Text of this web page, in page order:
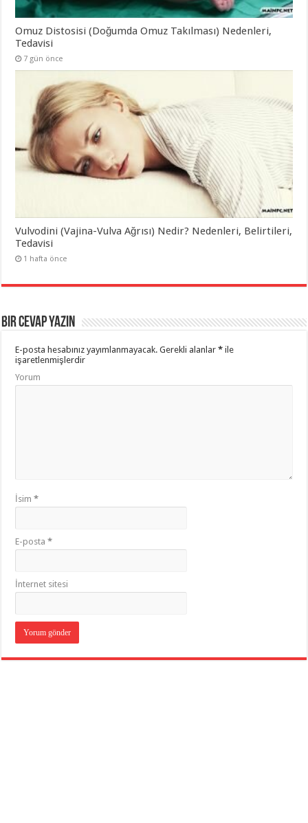
Omuz Distosisi (Doğumda Omuz Takılması) Nedenleri,
Tedavisi
7 gün önce
Vulvodini (Vajina-Vulva Ağrısı) Nedir? Nedenleri, Belirtileri,
Tedavisi
1 hafta önce
Bir Cevap Yazın
E-posta hesabınız yayımlanmayacak. Gerekli alanlar* ile
işaretlenmişlerdir
Yorum
İsim*
E-posta*
İnternet sitesi